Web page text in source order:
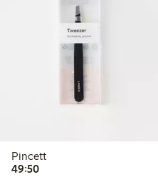
Pincett
49:5049,50 kr